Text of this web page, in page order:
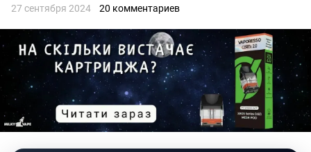
27 сентября 2024 20 комментариев